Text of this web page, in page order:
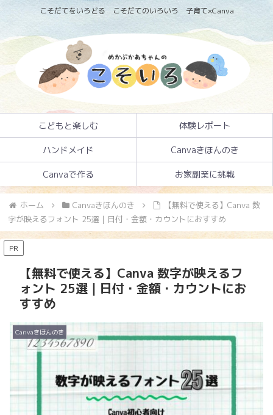
こそだてをいろどる こそだてのいろいろ 子育て×Canva
こどもと楽しむ 体験レポート
ハンドメイド Canvaきほんのき
Canvaで作る お家副業に挑戦
ホーム Canvaきほんのき
【無料で使える】Canva 数
字が映えるフォント 25選｜日付・金額・カウントにおすすめ
PR
【無料で使える】Canva 数字が映えるフ
ォント 25選｜日付・金額・カウントにお
すすめ
Canvaきほんのき